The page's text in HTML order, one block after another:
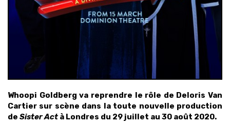
Whoopi Goldberg va reprendre le rôle de Deloris Van
Cartier sur scène dans la toute nouvelle production
de Sister Act à Londres du 29 juillet au 30 août 2020.